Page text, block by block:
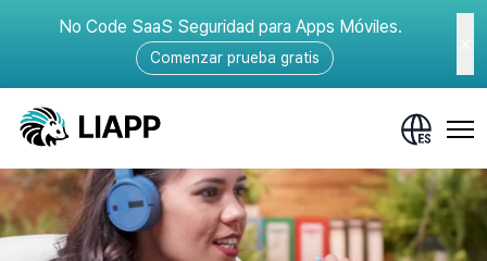
No Code SaaS Seguridad para Apps Móviles.
Comenzar prueba gratis